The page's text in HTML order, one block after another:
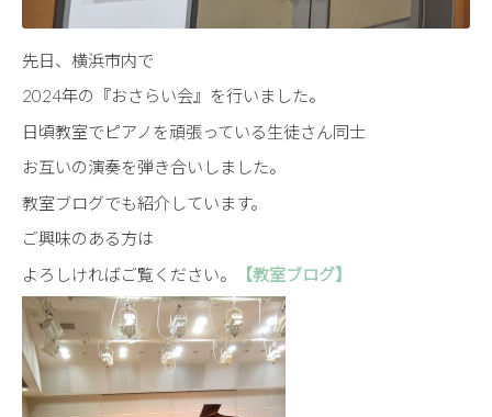
先日、横浜市内で
2024年の『おさらい会』を行いました。
日頃教室でピアノを頑張っている生徒さん同士
お互いの演奏を弾き合いしました。
教室ブログでも紹介しています。
ご興味のある方は
よろしければご覧ください。
【教室ブログ】